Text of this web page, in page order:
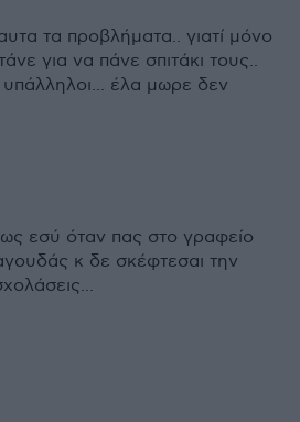
τα προβλήματα.. γιατί μόνο
για να πάνε σπιτάκι τους..
υπάλληλοι... έλα μωρε δεν
εσύ όταν πας στο γραφείο
κ δε σκέφτεσαι την